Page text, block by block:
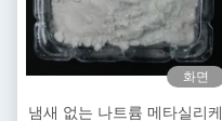
화면
냄새 없는 나트륨 메타실리케